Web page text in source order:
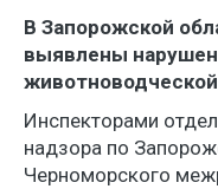
В Запорожской
выявлены
Инспекторами
надзора по
Черноморского